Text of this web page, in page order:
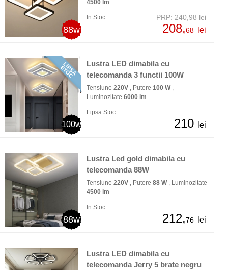
88w
4500 lm
In Stoc PRP: 240,98 lei
208,68 lei
100w
Lustra LED dimabila cu
telecomanda 3 functii 100W
Tensiune 220V , Putere 100 W,
Luminozitate 6000 lm
Lipsa Stoc
210 lei
88w
Lustra Led gold dimabila cu
telecomanda 88W
Tensiune 220V , Putere 88 W, Luminozitate
4500 lm
In Stoc
212,76 lei
Lustra LED dimabila cu
telecomanda Jerry 5 brate negru